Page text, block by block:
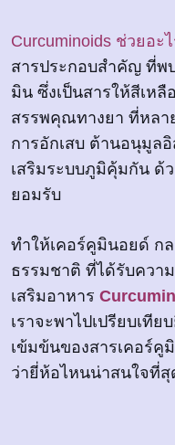
Curcuminoids ช่วยอะ
สารประกอบสำคัญ ที่พ
มิน ซึ่งเป็นสารให้สีเห
สรรพคุณทางยา ที่หลา
การอักเสบ ต้านอนุมูล
เสริมระบบภูมิคุ้มกัน ด้
ยอมรับ
ทำให้เคอร์คูมินอยด์ ก
ธรรมชาติ ที่ได้รับคว
เสริมอาหาร
เราจะพาไปเปรียบเที
เข้มข้นของสารเคอร์
ว่ายี่ห้อไหนน่าสนใจที่